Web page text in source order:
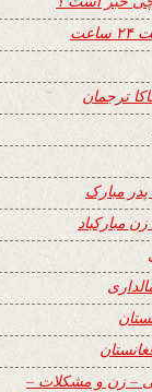
ترجمان
مبارک
مبارکباد
– زن و مشکلات –